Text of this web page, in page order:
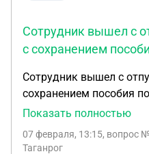
Сотрудник вышел с
с сохранением
Сотрудник вышел с
сохранением пособия
был по своей болезни
не пришло. Можно
Показать полностью
07 февраля, 13:15, вопрос
Таганрог